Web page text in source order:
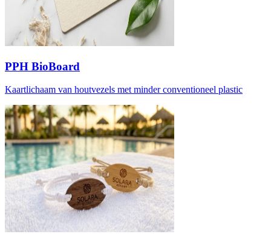
PPH BioBoard
Kaartlichaam van houtvezels met minder conventioneel plastic